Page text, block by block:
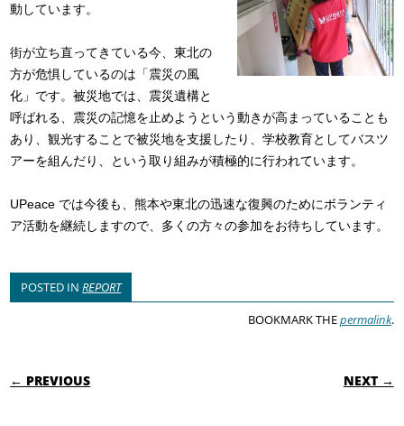
動しています。
街が立ち直ってきている今、東北の
方が危惧しているのは「震災の風
化」です。被災地では、震災遺構と
呼ばれる、震災の記憶を止めようという動きが高まっていることも
あり、観光することで被災地を支援したり、学校教育としてバスツ
アーを組んだり、という取り組みが積極的に行われています。
UPeace では今後も、熊本や東北の迅速な復興のためにボランティ
ア活動を継続しますので、多くの方々の参加をお待ちしています。
POSTED INREPORT
BOOKMARK THEpermalink.
POST NAVIGATION
← PREVIOUS NEXT →